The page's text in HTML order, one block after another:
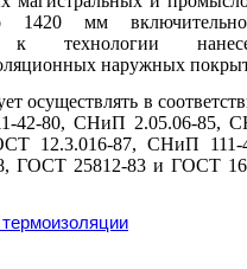
1420 мм
к технологии
наружных
осуществлять в
42-80, СНиП 2.05.06-85,
12.3.016-87, СНиП 111-
ГОСТ 25812-83 и ГОСТ